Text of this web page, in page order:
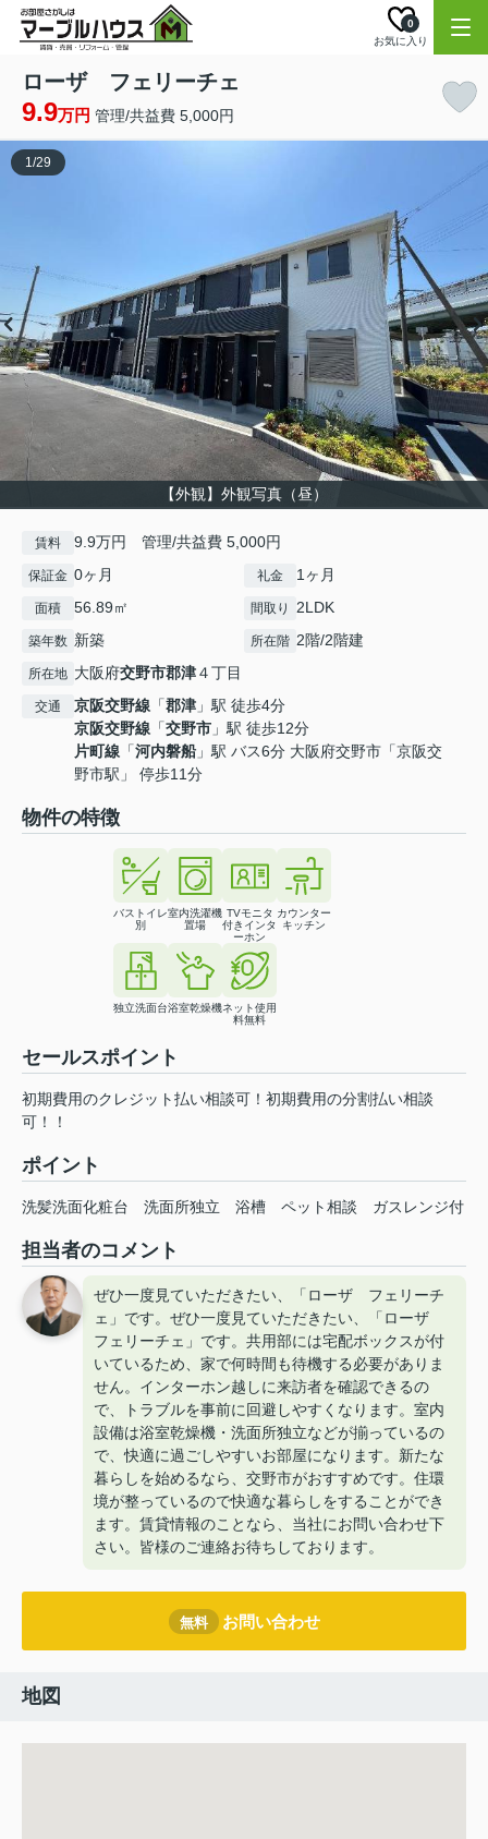
お気に入り
0
ローザ フェリーチェ
9.9万円 管理/共益費 5,000円
【外観】外観写真（昼）
1/29
賃料 9.9万円 管理/共益費 5,000円
保証金 0ヶ月 礼金 1ヶ月
面積 56.89㎡ 間取り 2LDK
築年数 新築 所在階 2階/2階建
所在地 大阪府交野市郡津４丁目
交通 京阪交野線 「郡津 」駅 徒歩4分
京阪交野線 「交野市 」駅 徒歩12分
片町線 「河内磐船」駅 バス6分 大阪府交野市「京阪交
野市駅」 停歩11分
物件の特徴
バストイレ
別
室内洗濯機
置場
TVモニタ
付きインタ
ーホン
カウンター
キッチン
独立洗面台浴室乾燥機ネット使用
料無料
セールスポイント
初期費用のクレジット払い相談可！初期費用の分割払い相談
可！！
ポイント
洗髪洗面化粧台 洗面所独立 浴槽 ペット相談 ガスレンジ付
担当者のコメント
ぜひ一度見ていただきたい、「ローザ フェリーチ
ェ」です。ぜひ一度見ていただきたい、「ローザ
フェリーチェ」です。共用部には宅配ボックスが付
いているため、家で何時間も待機する必要がありま
せん。インターホン越しに来訪者を確認できるの
で、トラブルを事前に回避しやすくなります。室内
設備は浴室乾燥機・洗面所独立などが揃っているの
で、快適に過ごしやすいお部屋になります。新たな
暮らしを始めるなら、交野市がおすすめです。住環
境が整っているので快適な暮らしをすることができ
ます。賃貸情報のことなら、当社にお問い合わせ下
さい。皆様のご連絡お待ちしております。
無料 お問い合わせ
地図